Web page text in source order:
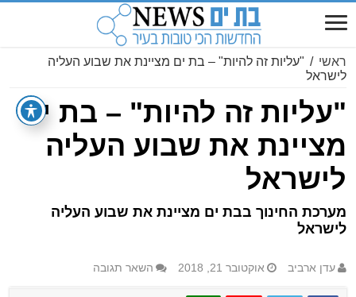
ראשי / "עליות זה להיות" – בת ים מציינת את שבוע העליה
לישראל
"עליות זה להיות" – בת ים
מציינת את שבוע העליה
לישראל
מערכת החינוך בבת ים מציינת את שבוע העליה
לישראל
עדן ארביב אוקטובר 21, 2018 השאר תגובה